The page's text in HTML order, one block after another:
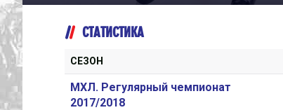
МХК Спартак-МАХ
СТАТИСТИКА
СЕЗОН
МХЛ. Регулярный чемпионат
2017/2018